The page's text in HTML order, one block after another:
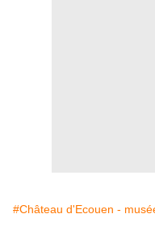
#Château d'Ecouen -